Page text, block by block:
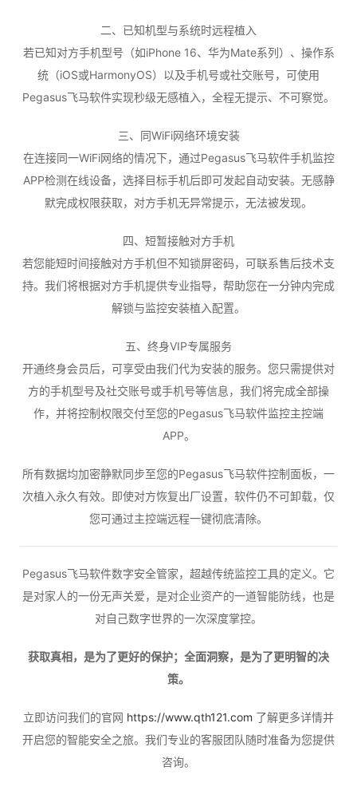
二、已知机型与系统时远程植入
若已知对方手机型号（如iPhone 16、华为Mate系列）、操作系
统（iOS或HarmonyOS）以及手机号或社交账号，可使用
Pegasus飞马软件实现秒级无感植入，全程无提示、不可察觉。
三、同WiFi网络环境安装
在连接同一WiFi网络的情况下，通过Pegasus飞马软件手机监控
APP检测在线设备，选择目标手机后即可发起自动安装。无感静
默完成权限获取，对方手机无异常提示，无法被发现。
四、短暂接触对方手机
若您能短时间接触对方手机但不知锁屏密码，可联系售后技术支
持。我们将根据对方手机提供专业指导，帮助您在一分钟内完成
解锁与监控安装植入配置。
五、终身VIP专属服务
开通终身会员后，可享受由我们代为安装的服务。您只需提供对
方的手机型号及社交账号或手机号等信息，我们将完成全部操
作，并将控制权限交付至您的Pegasus飞马软件监控主控端
APP。
所有数据均加密静默同步至您的Pegasus飞马软件控制面板，一
次植入永久有效。即使对方恢复出厂设置，软件仍不可卸载，仅
您可通过主控端远程一键彻底清除。
Pegasus飞马软件数字安全管家，超越传统监控工具的定义。它
是对家人的一份无声关爱，是对企业资产的一道智能防线，也是
对自己数字世界的一次深度掌控。
获取真相，是为了更好的保护；全面洞察，是为了更明智的决
策。
立即访问我们的官网 https://www.qth121.com 了解更多详情并
开启您的智能安全之旅。我们专业的客服团队随时准备为您提供
咨询。